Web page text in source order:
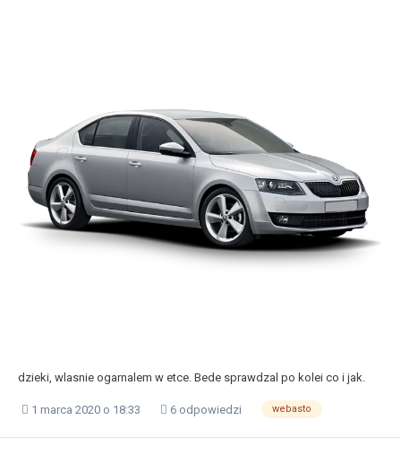
dzieki, wlasnie ogarnalem w etce. Bede sprawdzal po kolei co i jak.
1 marca 2020 o 18:33 6 odpowiedzi webasto